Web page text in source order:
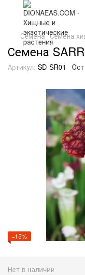
Семена Семена
Семена
Артикул: SD-SR01
−15%
Нет в наличии